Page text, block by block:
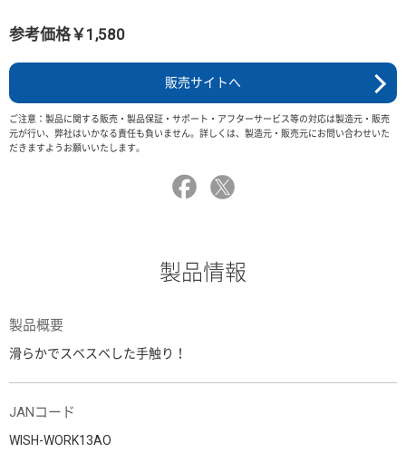
参考価格￥1,580
販売サイトへ
ご注意：製品に関する販売・製品保証・サポート・アフターサービス等の対応は製造元・販売
元が行い、弊社はいかなる責任も負いません。詳しくは、製造元・販売元にお問い合わせいた
だきますようお願いいたします。
製品情報
製品概要
滑らかでスベスベした手触り！
JANコード
WISH-WORK13AO